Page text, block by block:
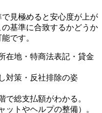
見極めると安心度が上が
基準に合致するかどうか
です。
在地・特商法表記・貸金
対策・反社排除の姿
で総支払額がわかる。
ットやヘルプの整備）。